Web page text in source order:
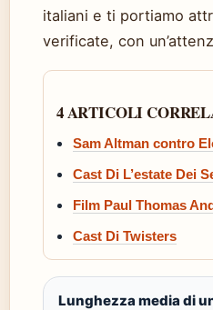
italiani e ti portiamo
verificate, con
4 ARTICOLI
Sam Altman contro
Cast Di L’estate Dei
Film Paul Thomas
Cast Di Twisters
Lunghezza media di